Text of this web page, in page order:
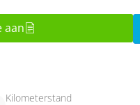
aan
Kilometerstand